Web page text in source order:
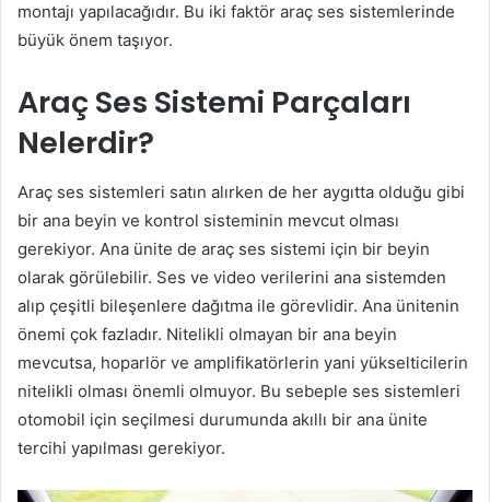
montajı yapılacağıdır. Bu iki faktör araç ses sistemlerinde
büyük önem taşıyor.
Araç Ses Sistemi Parçaları
Nelerdir?
Araç ses sistemleri satın alırken de her aygıtta olduğu gibi
bir ana beyin ve kontrol sisteminin mevcut olması
gerekiyor. Ana ünite de araç ses sistemi için bir beyin
olarak görülebilir. Ses ve video verilerini ana sistemden
alıp çeşitli bileşenlere dağıtma ile görevlidir. Ana ünitenin
önemi çok fazladır. Nitelikli olmayan bir ana beyin
mevcutsa, hoparlör ve amplifikatörlerin yani yükselticilerin
nitelikli olması önemli olmuyor. Bu sebeple ses sistemleri
otomobil için seçilmesi durumunda akıllı bir ana ünite
tercihi yapılması gerekiyor.